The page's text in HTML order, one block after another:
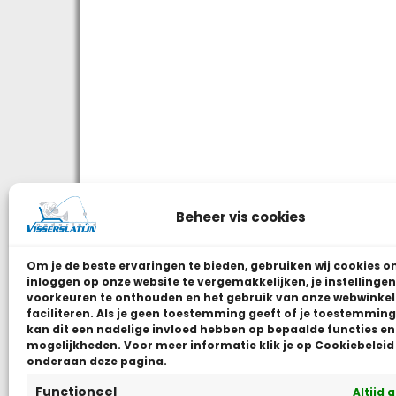
Beheer vis cookies
Om je de beste ervaringen te bieden, gebruiken wij cookies
inloggen op onze website te vergemakkelijken, je
voorkeuren te onthouden en het gebruik van onze
faciliteren. Als je geen toestemming geeft of je
kan dit een nadelige invloed hebben op bepaalde functies en
mogelijkheden. Voor meer informatie klik je op Cookiebeleid
onderaan deze pagina.
Functioneel Altijd